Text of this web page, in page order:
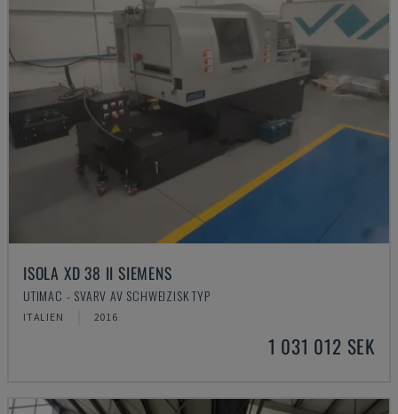
ISOLA XD 38 II SIEMENS
UTIMAC - SVARV AV SCHWEIZISK TYP
ITALIEN 2016
1 031 012 SEK